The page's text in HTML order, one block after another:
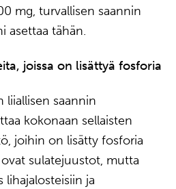
mg, turvallisen saannin
asettaa tähän.
joissa on lisättyä fosforia
liiallisen saannin
kokonaan sellaisten
joihin on lisätty fosforia
sulatejuustot, mutta
lihajalosteisiin ja